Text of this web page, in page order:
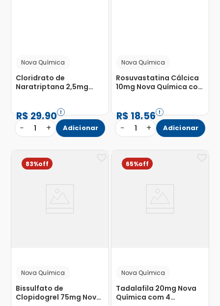
Nova Química
Cloridrato de
Naratriptana 2,5mg
R$29,90
− 1 + Adicionar
Nova Química
Rosuvastatina Cálcica
10mg Nova Química com
R$18,56
− 1 + Adicionar
83%
Nova Química
Bissulfato de
Clopidogrel 75mg Nova
65%
Nova Química
Tadalafila 20mg Nova
Química com 4